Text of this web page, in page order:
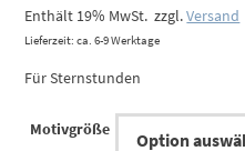
Enthält 19% MwSt. zzgl.Versand
Lieferzeit: ca. 6-9 Werktage
Für Sternstunden
Motivgröße